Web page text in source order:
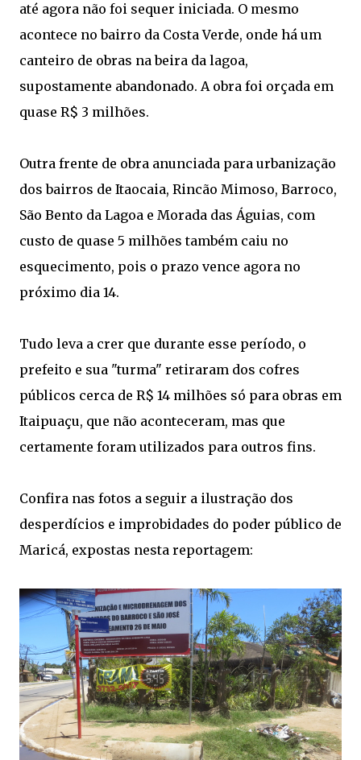
até agora não foi sequer iniciada. O mesmo
acontece no bairro da Costa Verde, onde há um
canteiro de obras na beira da lagoa,
supostamente abandonado. A obra foi orçada em
quase R$ 3 milhões.
Outra frente de obra anunciada para urbanização
dos bairros de Itaocaia, Rincão Mimoso, Barroco,
São Bento da Lagoa e Morada das Águias, com
custo de quase 5 milhões também caiu no
esquecimento, pois o prazo vence agora no
próximo dia 14.
Tudo leva a crer que durante esse período, o
prefeito e sua "turma" retiraram dos cofres
públicos cerca de R$ 14 milhões só para obras em
Itaipuaçu, que não aconteceram, mas que
certamente foram utilizados para outros fins.
Confira nas fotos a seguir a ilustração dos
desperdícios e improbidades do poder público de
Maricá, expostas nesta reportagem: